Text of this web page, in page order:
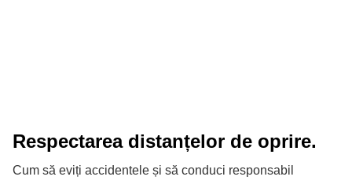
Respectarea distanțelor de oprire.
Cum să eviți accidentele și să conduci responsabil